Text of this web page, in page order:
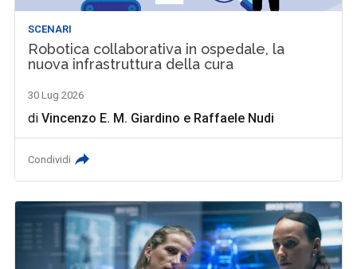
SCENARI
Robotica collaborativa in ospedale, la
nuova infrastruttura della cura
30 Lug 2026
diVincenzo E. M. Giardino e Raffaele Nudi
Condividi